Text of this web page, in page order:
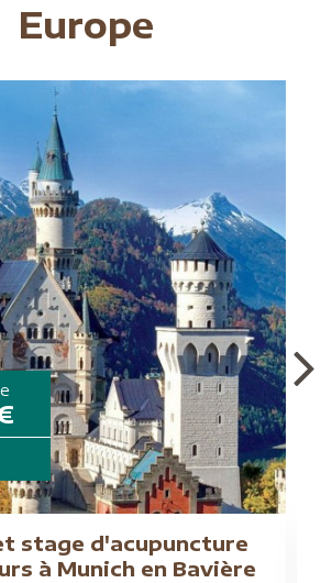
Europe
stage d'acupuncture
à Munich en Bavière